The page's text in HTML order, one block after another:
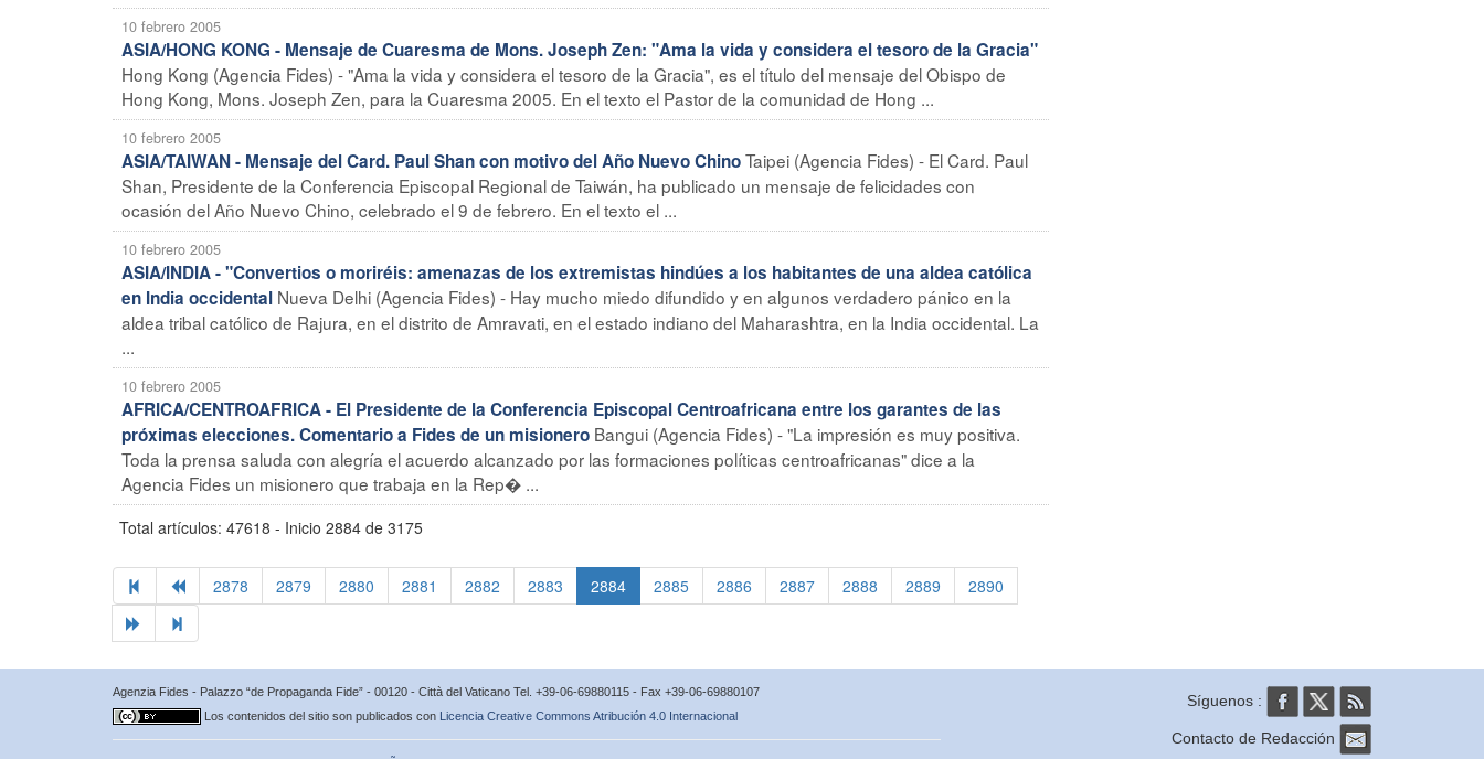
10 febrero 2005
ASIA/HONG KONG - Mensaje de Cuaresma de Mons. Joseph Zen: "Ama la vida y considera el tesoro de la Gracia"
Hong Kong (Agencia Fides) - "Ama la vida y considera el tesoro de la Gracia", es el título del mensaje del Obispo de
Hong Kong, Mons. Joseph Zen, para la Cuaresma 2005. En el texto el Pastor de la comunidad de Hong ...
10 febrero 2005
ASIA/TAIWAN - Mensaje del Card. Paul Shan con motivo del Año Nuevo ChinoTaipei (Agencia Fides) - El Card. Paul
Shan, Presidente de la Conferencia Episcopal Regional de Taiwán, ha publicado un mensaje de felicidades con
ocasión del Año Nuevo Chino, celebrado el 9 de febrero. En el texto el ...
10 febrero 2005
ASIA/INDIA - "Convertios o moriréis: amenazas de los extremistas hindúes a los habitantes de una aldea católica
en India occidental Nueva Delhi (Agencia Fides) - Hay mucho miedo difundido y en algunos verdadero pánico en la
aldea tribal católico de Rajura, en el distrito de Amravati, en el estado indiano del Maharashtra, en la India occidental. La
...
10 febrero 2005
AFRICA/CENTROAFRICA - El Presidente de la Conferencia Episcopal Centroafricana entre los garantes de las
próximas elecciones. Comentario a Fides de un misionero Bangui (Agencia Fides) - "La impresión es muy positiva.
Toda la prensa saluda con alegría el acuerdo alcanzado por las formaciones políticas centroafricanas" dice a la
Agencia Fides un misionero que trabaja en la Rep� ...
Total artículos: 47618 - Inicio 2884 de 3175
2878 2879 2880 2881 2882 2883 2884 2885 2886 2887 2888 2889 2890
Agenzia Fides - Palazzo “de Propaganda Fide” - 00120 - Città del Vaticano Tel. +39-06-69880115 - Fax +39-06-69880107
Los contenidos del sitio son publicados con Licencia Creative Commons Atribución 4.0 Internacional
Síguenos :
Contacto de Redacción